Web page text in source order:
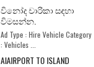
විනෝද චාරිකා සඳහා
විමසන්න.
Ad Type : Hire Vehicle Category
: Vehicles ...
AIAIRPORT TO ISLAND